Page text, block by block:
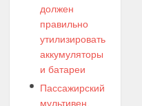
должен
правильно
утилизировать
аккумуляторы
и батареи
Пассажирский
мультивен.